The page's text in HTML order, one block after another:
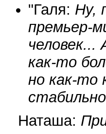
"Галя: Ну,
премьер-
человек...
как-то
но как-то
Наташа: